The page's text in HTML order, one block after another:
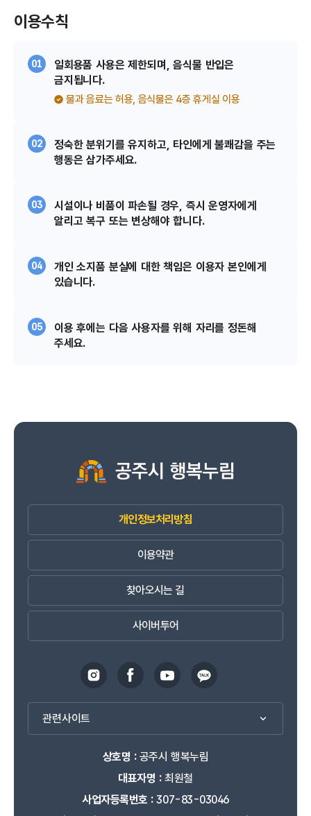
이용수칙
01
일회용품 사용은 제한되며, 음식물 반입은
금지됩니다.
물과 음료는 허용, 음식물은 4층 휴게실 이용
02
정숙한 분위기를 유지하고, 타인에게 불쾌감을 주는
행동은 삼가주세요.
03
시설이나 비품이 파손될 경우, 즉시 운영자에게
알리고복구 또는 변상해야 합니다.
04
개인 소지품 분실에 대한 책임은 이용자 본인에게
있습니다.
05
이용 후에는 다음 사용자를 위해 자리를 정돈해
주세요.
개인정보처리방침
이용약관
찾아오시는 길
사이버투어
관련사이트
상호명 :공주시 행복누림
대표자명 :최원철
사업자등록번호 :307-83-03046